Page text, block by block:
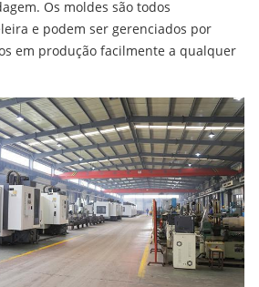
Os moldes são todos
e podem ser gerenciados por
em produção facilmente a qualquer